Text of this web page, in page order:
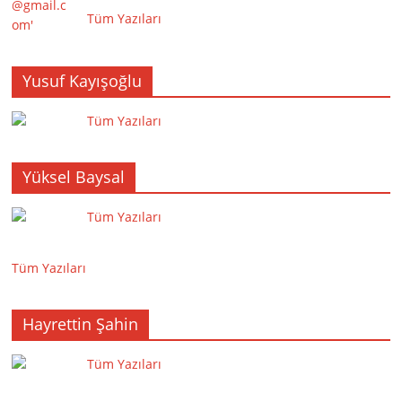
Tüm Yazıları
Yusuf Kayışoğlu
Tüm Yazıları
Yüksel Baysal
Tüm Yazıları
Tüm Yazıları
Hayrettin Şahin
Tüm Yazıları